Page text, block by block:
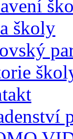
školy